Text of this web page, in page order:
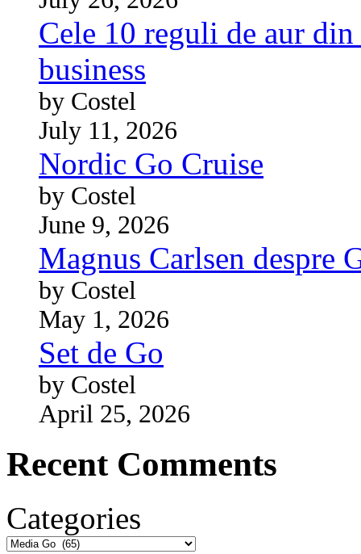
Cele 10 reguli de aur
business
by Costel
July 11, 2026
Nordic Go Cruise
by Costel
June 9, 2026
Magnus Carlsen despre
by Costel
May 1, 2026
Set de Go
by Costel
April 25, 2026
Recent Comments
Categories